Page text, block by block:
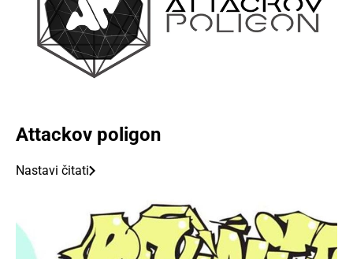
Attackov poligon
Nastavi čitati